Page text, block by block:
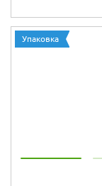
Упаковка